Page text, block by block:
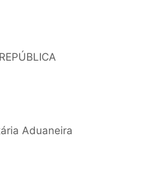
Aduaneira